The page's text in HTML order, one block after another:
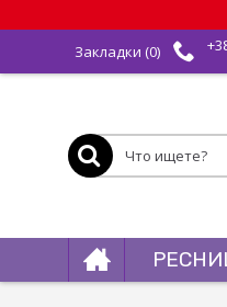
Закладки (0)